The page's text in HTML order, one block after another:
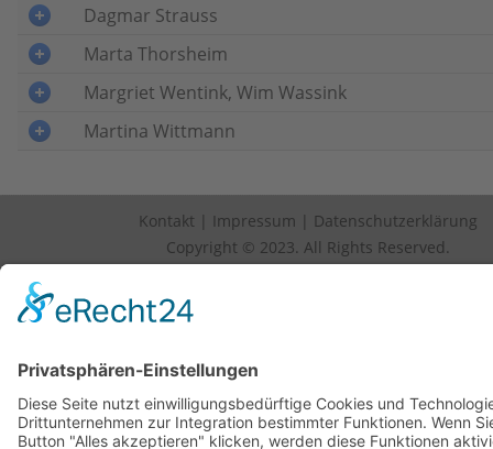
Dagmar Strauss
Marta Thorsheim
Margriet Wentink, Wim Wassink
Martina Wittmann
Kontakt | Impressum | Datenschutzerklärung
Copyright © 2023. All Rights Reserved.